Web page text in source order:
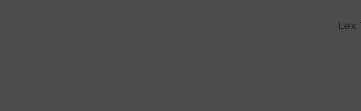
Lex